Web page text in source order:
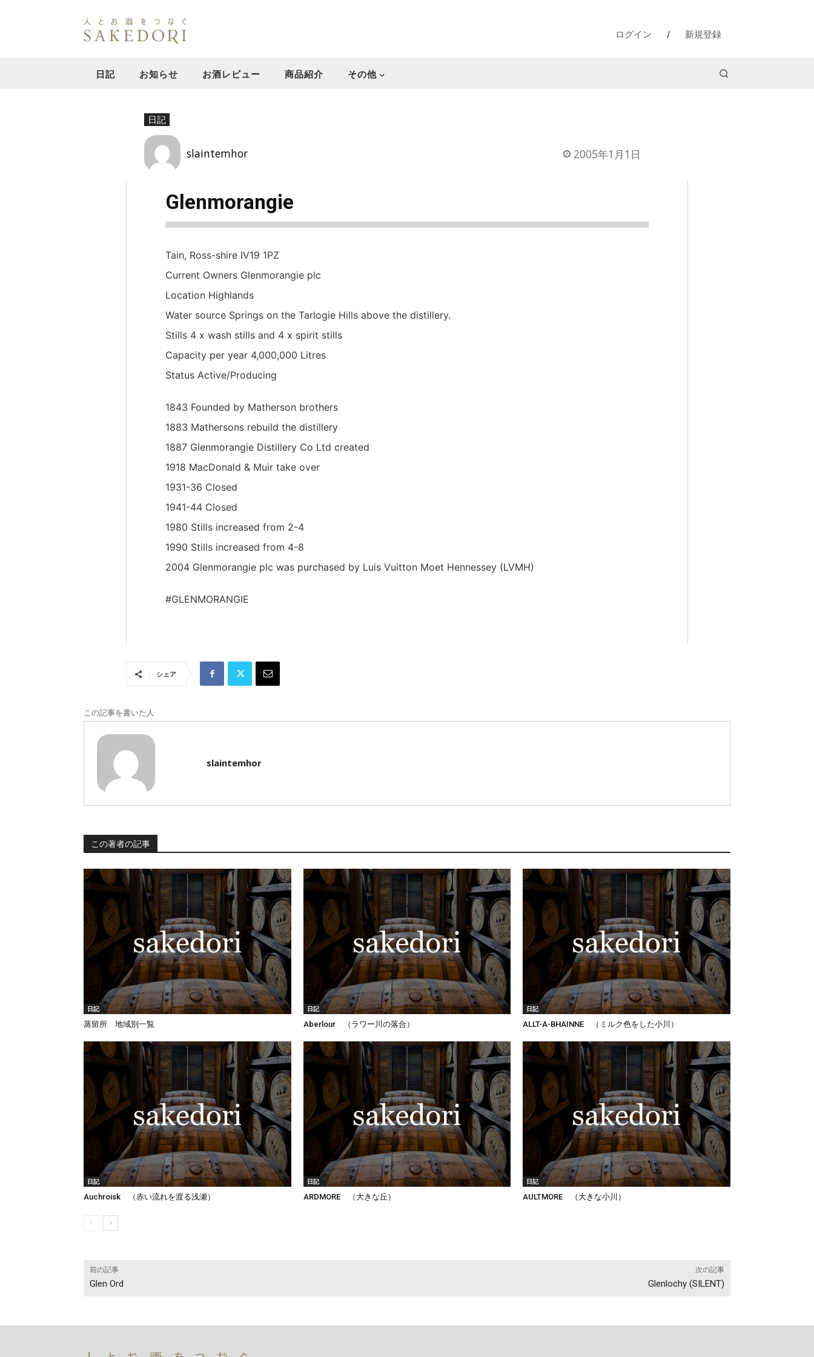
ログイン / 新規登録
日記 お知らせ お酒レビュー 商品紹介 その他
日記
slaintemhor 2005年1月1日
Glenmorangie
Tain, Ross-shire IV19 1PZ
Current Owners Glenmorangie plc
Location Highlands
Water source Springs on the Tarlogie Hills above the distillery.
Stills 4 x wash stills and 4 x spirit stills
Capacity per year 4,000,000 Litres
Status Active/Producing
1843 Founded by Matherson brothers
1883 Mathersons rebuild the distillery
1887 Glenmorangie Distillery Co Ltd created
1918 MacDonald & Muir take over
1931-36 Closed
1941-44 Closed
1980 Stills increased from 2-4
1990 Stills increased from 4-8
2004 Glenmorangie plc was purchased by Luis Vuitton Moet Hennessey (LVMH)
#GLENMORANGIE
シェア
この記事を書いた人
slaintemhor
この著者の記事
日記
蒸留所 地域別一覧
日記
Aberlour （ラワー川の落合）
日記
ALLT-A-BHAINNE （ミルク色をした小川）
日記
Auchroisk （赤い流れを渡る浅瀬）
日記
ARDMORE （大きな丘）
日記
AULTMORE （大きな小川）
前の記事
Glen Ord
次の記事
Glenlochy (SILENT)